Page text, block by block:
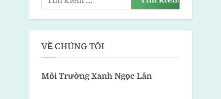
VỀ CHÚNG TÔI
Môi Trường Xanh Ngọc Lân